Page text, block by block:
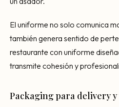
El uniforme no solo comunica
también genera sentido de
restaurante con uniforme
transmite cohesión y
Packaging para delivery